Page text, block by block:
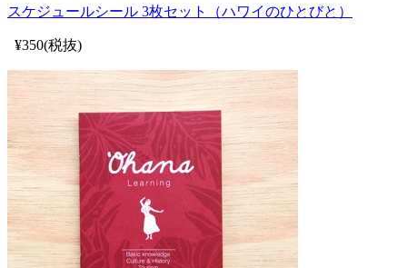
スケジュールシール 3枚セット（ハワイのひとびと）
¥350(税抜)